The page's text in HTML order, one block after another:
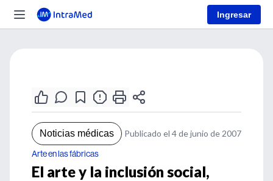
Ingresar
Noticias médicas Publicado el 4 de junio de 2007
Arte en las fábricas
El arte y la inclusión social,